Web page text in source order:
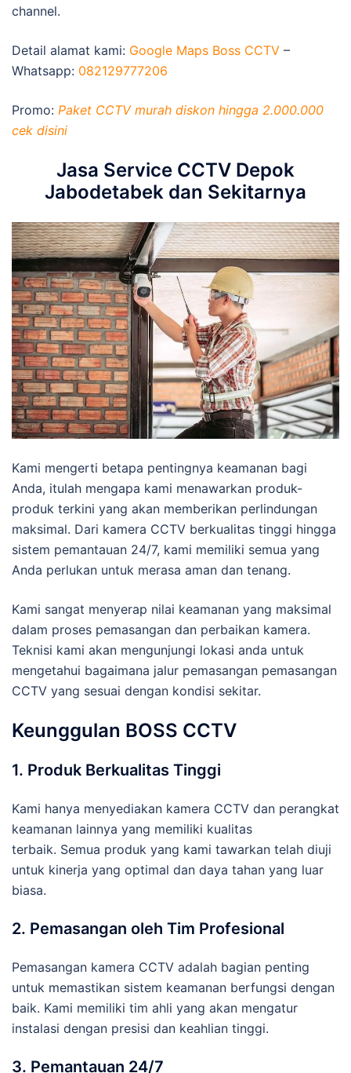
channel.
Detail alamat kami: Google Maps Boss CCTV –
Whatsapp: 082129777206
Promo: Paket CCTV murah diskon hingga 2.000.000
cek disini
Jasa Service CCTV Depok
Jabodetabek dan Sekitarnya
Kami mengerti betapa pentingnya keamanan bagi
Anda, itulah mengapa kami menawarkan produk-
produk terkini yang akan memberikan perlindungan
maksimal. Dari kamera CCTV berkualitas tinggi hingga
sistem pemantauan 24/7, kami memiliki semua yang
Anda perlukan untuk merasa aman dan tenang.
Kami sangat menyerap nilai keamanan yang maksimal
dalam proses pemasangan dan perbaikan kamera.
Teknisi kami akan mengunjungi lokasi anda untuk
mengetahui bagaimana jalur pemasangan pemasangan
CCTV yang sesuai dengan kondisi sekitar.
Keunggulan BOSS CCTV
1. Produk Berkualitas Tinggi
Kami hanya menyediakan kamera CCTV dan perangkat
keamanan lainnya yang memiliki kualitas
terbaik. Semua produk yang kami tawarkan telah diuji
untuk kinerja yang optimal dan daya tahan yang luar
biasa.
2. Pemasangan oleh Tim Profesional
Pemasangan kamera CCTV adalah bagian penting
untuk memastikan sistem keamanan berfungsi dengan
baik. Kami memiliki tim ahli yang akan mengatur
instalasi dengan presisi dan keahlian tinggi.
3. Pemantauan 24/7